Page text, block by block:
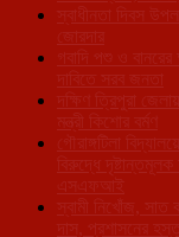
স্বাধীনতা দিবস
জোরদার
গবাদি পশু ও
দাবিতে সরব জনতা
দক্ষিণ ত্রিপুরা
মন্ত্রী কিশোর বর্মণ
গৌরাঙ্গটিলা
বিরুদ্ধে
এসএফআই
স্বামী নিখোঁজ,
দাস, প্রশাসনের